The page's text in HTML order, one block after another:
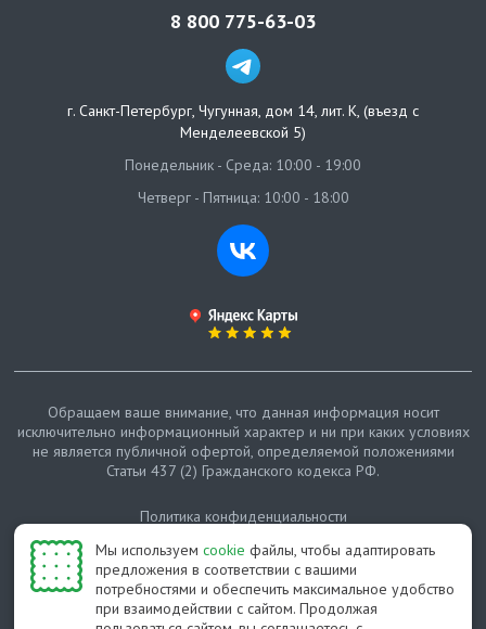
Мы используем cookie файлы, чтобы адаптировать
предложения в соответствии с вашими
потребностями и обеспечить максимальное удобство
при взаимодействии с сайтом. Продолжая
8 800 775-63-03
г. Санкт-Петербург, Чугунная, дом 14, лит. К, (въезд с
Менделеевской 5)
Понедельник - Среда: 10:00 - 19:00
Четверг - Пятница: 10:00 - 18:00
© Протепло-СПб, 2011-2026
Обращаем ваше внимание, что данная информация носит
исключительно информационный характер и ни при каких условиях
не является публичной офертой, определяемой положениями
Статьи 437 (2) Гражданского кодекса РФ.
Политика конфиденциальности
Карта сайта